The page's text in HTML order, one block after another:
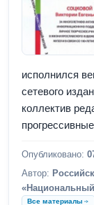
исполнился
сетевого
коллектив
Опубликовано:
Автор:
Все материалы